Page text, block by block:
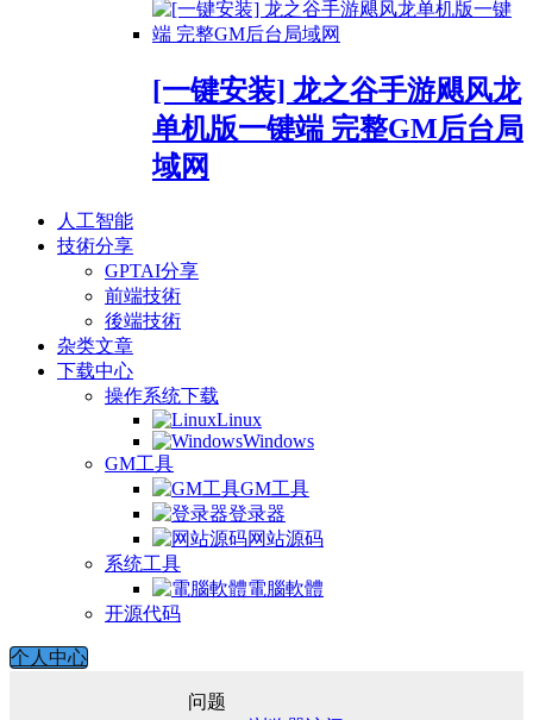
[一键安装] 龙之谷手游飓风龙
单机版一键端 完整GM后台局
域网
人工智能
技術分享
GPTAI分享
前端技術
後端技術
杂类文章
下载中心
操作系统下载
Linux
Windows
GM工具
GM工具
登录器
网站源码
系统工具
電腦軟體
开源代码
个人中心
问题